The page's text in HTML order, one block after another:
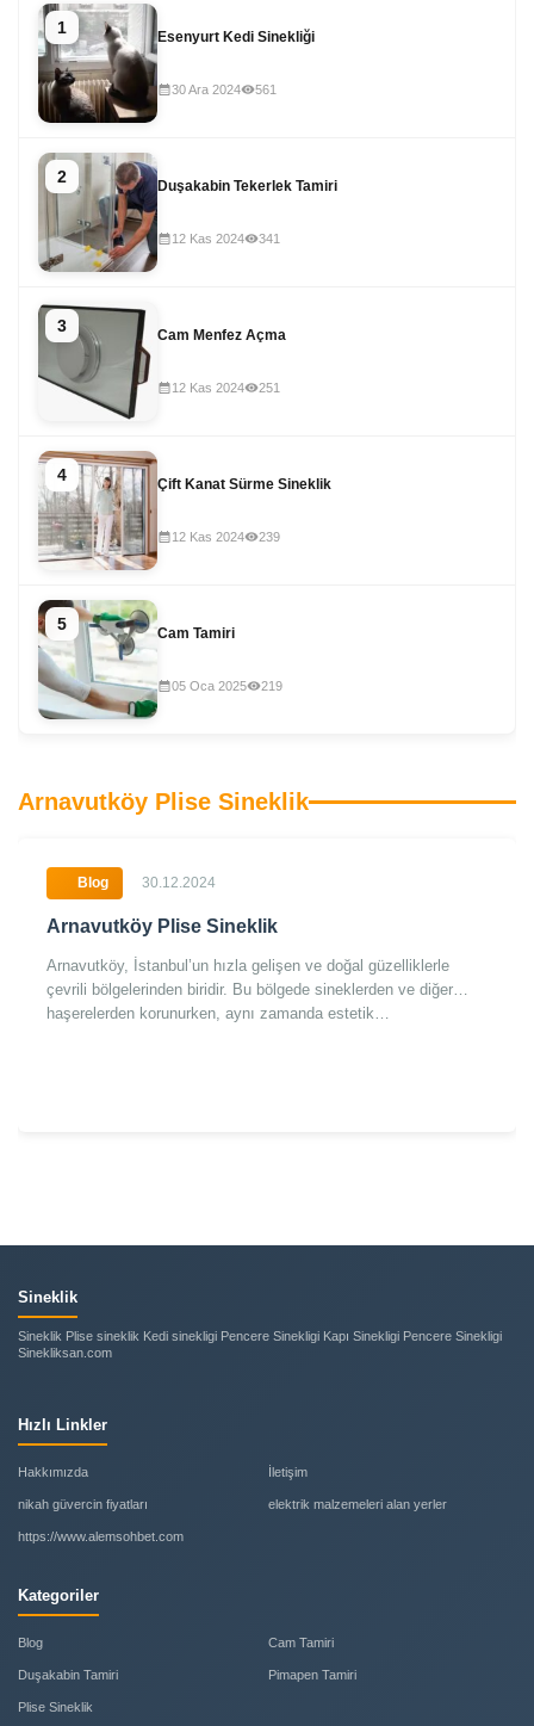
Arnavutköy Plise Sineklik
Blog 30.12.2024
Arnavutköy Plise Sineklik
Arnavutköy, İstanbul’un hızla gelişen ve doğal güzelliklerle
çevrili bölgelerinden biridir. Bu bölgede sineklerden ve diğer
haşerelerden korunurken, aynı zamanda estetik…
1 Esenyurt Kedi Sinekliği
30 Ara 2024 561
2 Duşakabin Tekerlek Tamiri
12 Kas 2024 341
3 Cam Menfez Açma
12 Kas 2024 251
4 Çift Kanat Sürme Sineklik
12 Kas 2024 239
5 Cam Tamiri
05 Oca 2025 219
Sineklik
Sineklik Plise sineklik Kedi sinekligi Pencere Sinekligi Kapı Sinekligi Pencere Sinekligi
Sinekliksan.com
Hızlı Linkler
Hakkımızda İletişim
nikah güvercin fiyatları elektrik malzemeleri alan yerler
https://www.alemsohbet.com
Kategoriler
Blog Cam Tamiri
Duşakabin Tamiri Pimapen Tamiri
Plise Sineklik